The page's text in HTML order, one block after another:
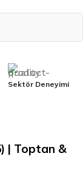
Sektör Deneyimi
| Toptan &